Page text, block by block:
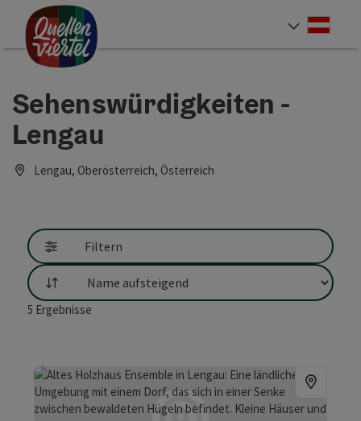
Zum Inhalt
Zur Navigation
Zum Seitenanfang
Sehenswürdigkeiten -
Lengau
Lengau, Oberösterreich, Österreich
Filtern
Sortierung
5 Ergebnisse